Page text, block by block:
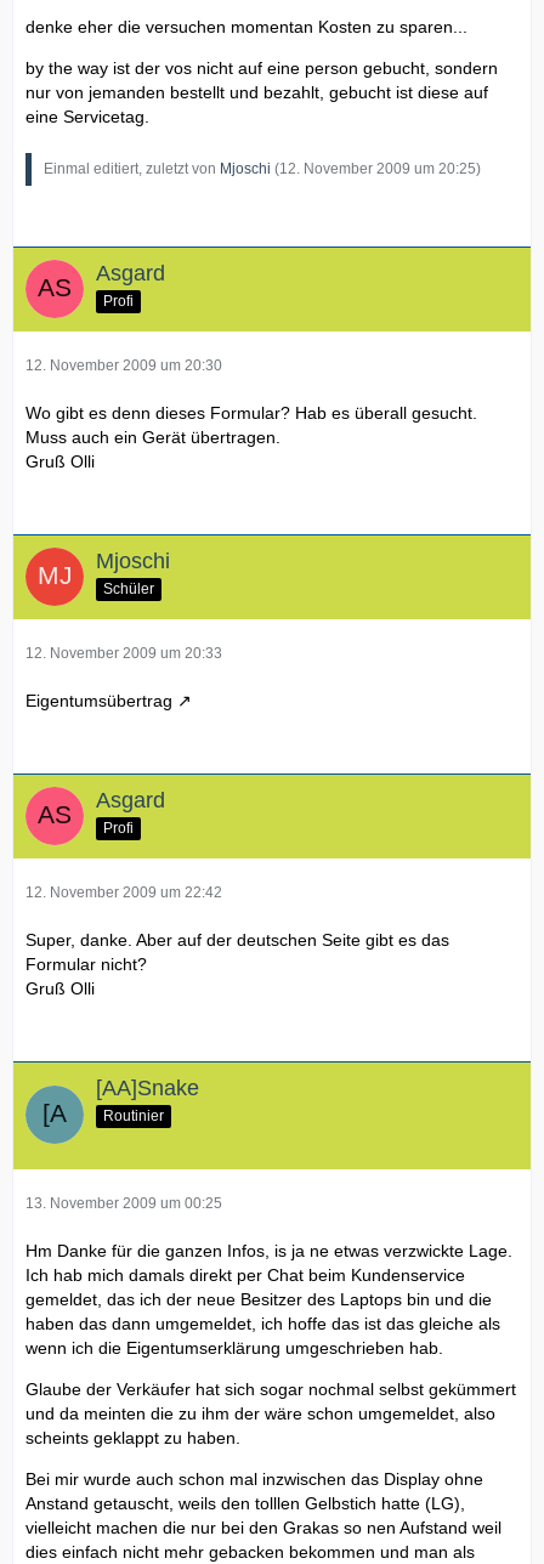
denke eher die versuchen momentan Kosten zu sparen...
by the way ist der vos nicht auf eine person gebucht, sondern
nur von jemanden bestellt und bezahlt, gebucht ist diese auf
eine Servicetag.
Einmal editiert, zuletzt von Mjoschi (12. November 2009 um 20:25)
Asgard
Profi
12. November 2009 um 20:30
Wo gibt es denn dieses Formular? Hab es überall gesucht.
Muss auch ein Gerät übertragen.
Gruß Olli
Mjoschi
Schüler
12. November 2009 um 20:33
Eigentumsübertrag
Asgard
Profi
12. November 2009 um 22:42
Super, danke. Aber auf der deutschen Seite gibt es das
Formular nicht?
Gruß Olli
[AA]Snake
Routinier
13. November 2009 um 00:25
Hm Danke für die ganzen Infos, is ja ne etwas verzwickte Lage.
Ich hab mich damals direkt per Chat beim Kundenservice
gemeldet, das ich der neue Besitzer des Laptops bin und die
haben das dann umgemeldet, ich hoffe das ist das gleiche als
wenn ich die Eigentumserklärung umgeschrieben hab.
Glaube der Verkäufer hat sich sogar nochmal selbst gekümmert
und da meinten die zu ihm der wäre schon umgemeldet, also
scheints geklappt zu haben.
Bei mir wurde auch schon mal inzwischen das Display ohne
Anstand getauscht, weils den tolllen Gelbstich hatte (LG),
vielleicht machen die nur bei den Grakas so nen Aufstand weil
dies einfach nicht mehr gebacken bekommen und man als